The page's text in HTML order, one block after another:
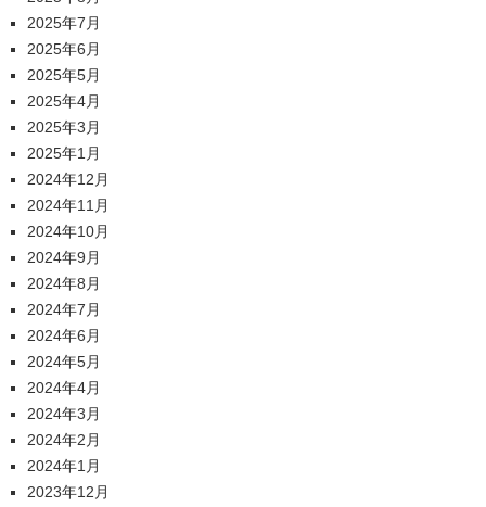
2025年7月
2025年6月
2025年5月
2025年4月
2025年3月
2025年1月
2024年12月
2024年11月
2024年10月
2024年9月
2024年8月
2024年7月
2024年6月
2024年5月
2024年4月
2024年3月
2024年2月
2024年1月
2023年12月